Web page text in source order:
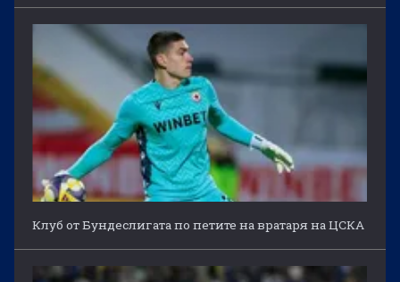
Клуб от Бундеслигата по петите на вратаря на ЦСКА